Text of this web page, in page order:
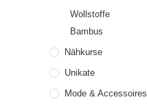
Wollstoffe
Bambus
Nähkurse
Unikate
Mode & Accessoires